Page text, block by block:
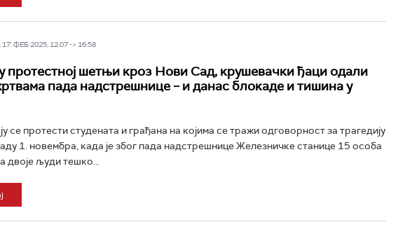
ФЕБ 2025, 12:07 -> 16:58
протестној шетњи кроз Нови Сад, крушевачки ђаци одали
пада надстрешнице – и данас блокаде и тишина у
се протести студената и грађана на којима се тражи одговорност за трагедију
1. новембра, када је због пада надстрешнице Железничке станице 15 особа
двоје људи тешко...